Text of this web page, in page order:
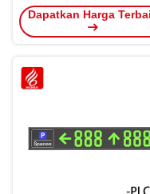
Parking Displays
Dapatkan Harga